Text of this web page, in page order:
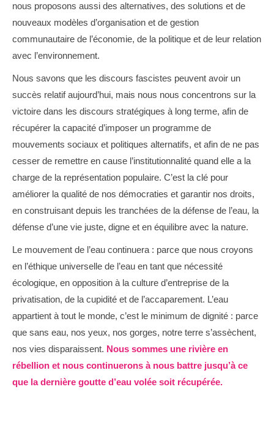
nous proposons aussi des alternatives, des solutions et de
nouveaux modèles d’organisation et de gestion
communautaire de l’économie, de la politique et de leur relation
avec l’environnement.
Nous savons que les discours fascistes peuvent avoir un
succès relatif aujourd’hui, mais nous nous concentrons sur la
victoire dans les discours stratégiques à long terme, afin de
récupérer la capacité d’imposer un programme de
mouvements sociaux et politiques alternatifs, et afin de ne pas
cesser de remettre en cause l’institutionnalité quand elle a la
charge de la représentation populaire. C’est la clé pour
améliorer la qualité de nos démocraties et garantir nos droits,
en construisant depuis les tranchées de la défense de l’eau, la
défense d’une vie juste, digne et en équilibre avec la nature.
Le mouvement de l’eau continuera : parce que nous croyons
en l’éthique universelle de l’eau en tant que nécessité
écologique, en opposition à la culture d’entreprise de la
privatisation, de la cupidité et de l’accaparement. L’eau
appartient à tout le monde, c’est le minimum de dignité : parce
que sans eau, nos yeux, nos gorges, notre terre s’assèchent,
nos vies disparaissent. Nous sommes une rivière en
rébellion et nous continuerons à nous battre jusqu’à ce
que la dernière goutte d’eau volée soit récupérée.